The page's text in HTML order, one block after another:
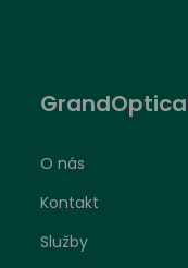
O nás
Kontakt
Služby